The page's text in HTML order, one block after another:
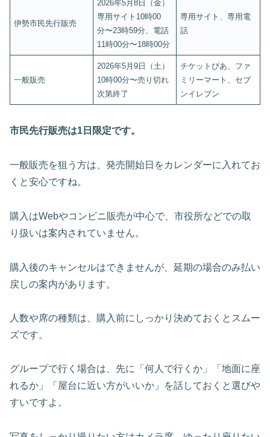
伊勢市民先行販売
2026年5月8日（金）
専用サイト10時00
分〜23時59分、電話
11時00分〜18時00分
専用サイト、専用電
話
一般販売
2026年5月9日（土）
10時00分〜売り切れ
次第終了
チケットぴあ、ファ
ミリーマート、セブ
ンイレブン
市民先行販売は1日限定です。
一般販売を狙う方は、発売開始日をカレンダーに入れてお
くと安心ですね。
購入はWebやコンビニ販売が中心で、市役所などでの取
り扱いは案内されていません。
購入後のキャンセルはできませんが、延期の場合のみ払い
戻しの案内があります。
人数や席の種類は、購入前にしっかり決めておくとスムー
ズです。
グループで行く場合は、先に「何人で行くか」「地面に座
れるか」「屋台に近い方がいいか」を話しておくと選びや
すいですよ。